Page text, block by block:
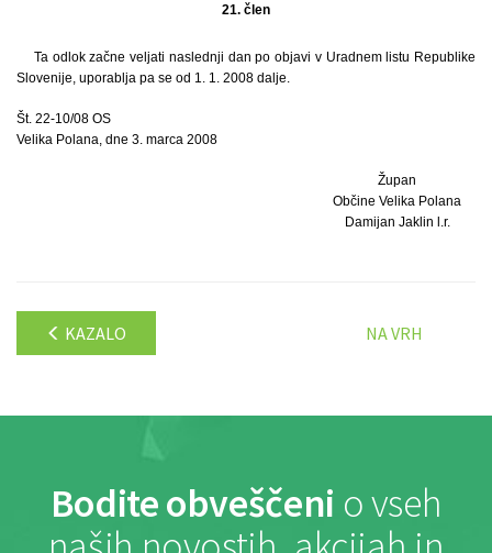
21. člen
Ta odlok začne veljati naslednji dan po objavi v Uradnem listu Republike
Slovenije, uporablja pa se od 1. 1. 2008 dalje.
Št. 22-10/08 OS
Velika Polana, dne 3. marca 2008
Župan
Občine Velika Polana
Damijan Jaklin l.r.
KAZALO NA VRH
Bodite obveščeni o vseh